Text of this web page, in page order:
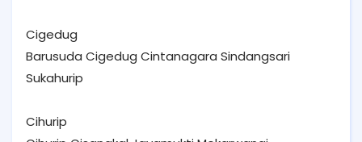
Cigedug
Barusuda Cigedug Cintanagara Sindangsari
Sukahurip
Cihurip